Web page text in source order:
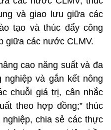
và giao lưu giữa các
tạo và thúc đẩy công
giữa các nước CLMV.
cao năng suất và đa
nghiệp và gắn kết nông
chuỗi giá trị, cân nhắc
theo hợp đồng;” thúc
chia sẻ các thực